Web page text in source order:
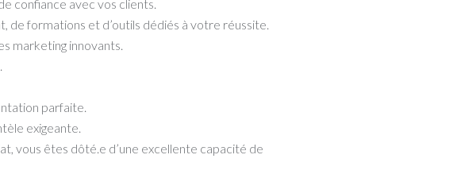
confiance avec vos clients.
de formations et d’outils dédiés à votre réussite.
marketing innovants.
parfaite.
exigeante.
vous êtes dôté.e d’une excellente capacité de